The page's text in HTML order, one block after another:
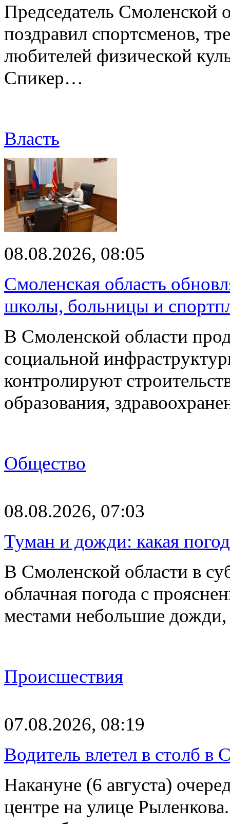
Председатель
поздравил спортсменов,
любителей физической
Спикер…
Власть
08.08.2026, 08:05
Смоленская область
школы, больницы и
В Смоленской области
социальной
контролируют
образования,
Общество
08.08.2026, 07:03
Туман и дожди: какая
В Смоленской области в
облачная погода с
местами небольшие
Происшествия
07.08.2026, 08:19
Водитель влетел в столб в
Накануне (6 августа)
центре на улице